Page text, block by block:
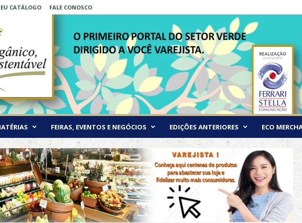
CATÁLOGO FALE CONOSCO
FEIRAS, EVENTOS E NEGÓCIOS EDIÇÕES ANTERIORES ECO